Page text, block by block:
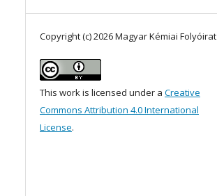
Copyright (c) 2026 Magyar Kémiai Folyóirat
This work is licensed under a Creative
Commons Attribution 4.0 International
License.